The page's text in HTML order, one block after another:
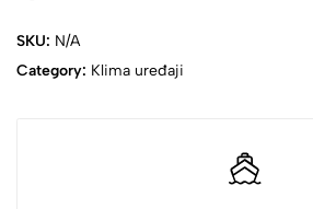
SKU: N/A
Category: Klima uređaji